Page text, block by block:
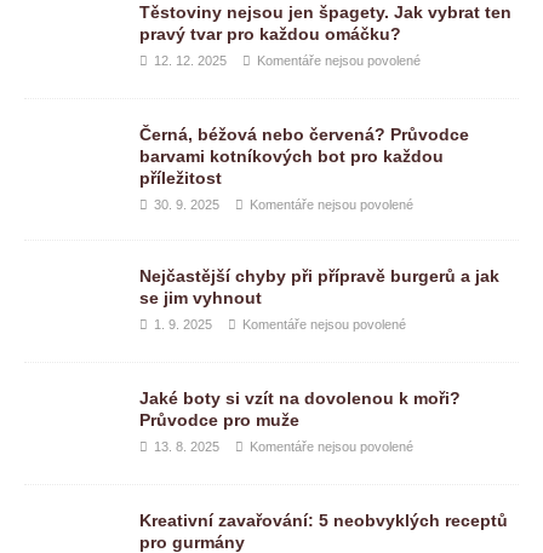
Těstoviny nejsou jen špagety. Jak vybrat ten
pravý tvar pro každou omáčku?
12. 12. 2025 Komentáře nejsou povolené
Černá, béžová nebo červená? Průvodce
barvami kotníkových bot pro každou
příležitost
30. 9. 2025 Komentáře nejsou povolené
Nejčastější chyby při přípravě burgerů a jak
se jim vyhnout
1. 9. 2025 Komentáře nejsou povolené
Jaké boty si vzít na dovolenou k moři?
Průvodce pro muže
13. 8. 2025 Komentáře nejsou povolené
Kreativní zavařování: 5 neobvyklých receptů
pro gurmány